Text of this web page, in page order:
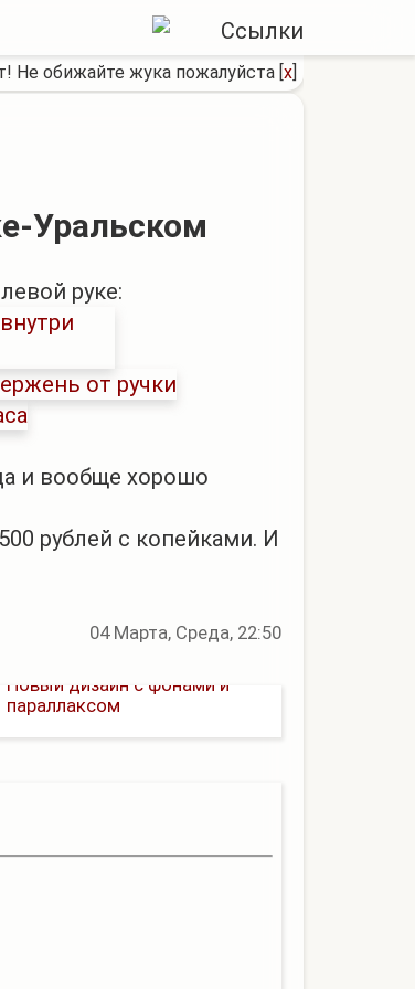
Не обижайте жука пожалуйста [x]
Уральском
руке:
и вообще хорошо
рублей с копейками. И
04 Марта, Среда, 22:50
Новый дизайн с фонами и
параллаксом